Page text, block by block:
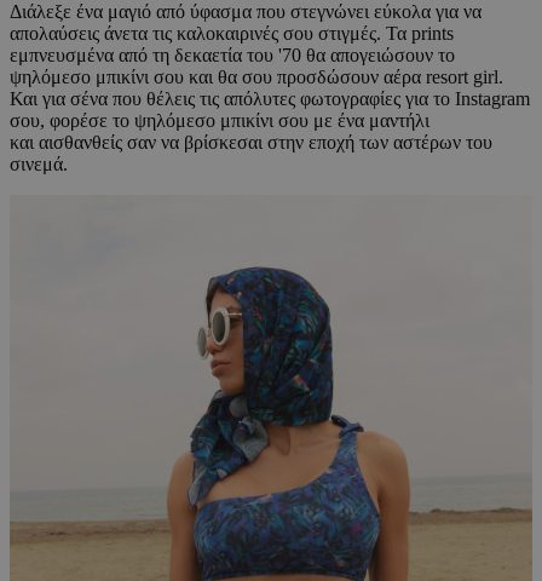
Διάλεξε ένα μαγιό από ύφασμα που στεγνώνει εύκολα για να
απολαύσεις άνετα τις καλοκαιρινές σου στιγμές. Τα prints
εμπνευσμένα από τη δεκαετία του '70 θα απογειώσουν το
ψηλόμεσο μπικίνι σου και θα σου προσδώσουν αέρα resort girl.
Και για σένα που θέλεις τις απόλυτες φωτογραφίες για το Instagram
σου, φορέσε το ψηλόμεσο μπικίνι σου με ένα μαντήλι
και αισθανθείς σαν να βρίσκεσαι στην εποχή των αστέρων του
σινεμά.